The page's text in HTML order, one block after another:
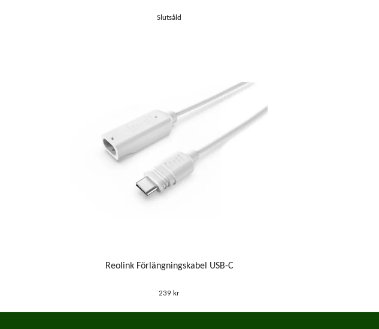
Slutsåld
Reolink Förlängningskabel USB-C
239 kr